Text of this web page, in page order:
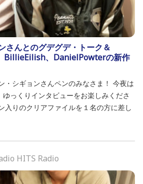
さんとのグデグデ・トーク＆
BillieEilish、DanielPowterの新作
・シギョンさんペンのみなさま！ 今夜は
っくりインタビューをお楽しみくださ
入りのクリアファイルを１名の方に差し
HITS Radio